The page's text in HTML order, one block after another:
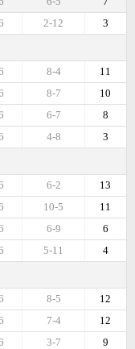
3
2-12
11
8-4
10
8-7
8
6-7
3
4-8
13
6-2
11
10-5
6
6-9
4
5-11
12
8-5
12
7-4
9
3-7